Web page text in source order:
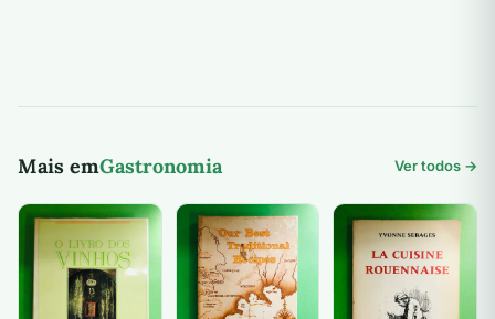
Mais emGastronomia Ver todos →